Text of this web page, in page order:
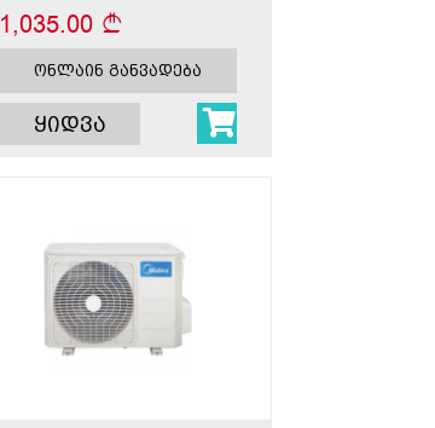
1,035.00
ონლაინ განვადება
ყიდვა